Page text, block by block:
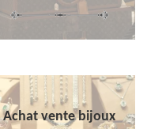
Achat vente bijoux